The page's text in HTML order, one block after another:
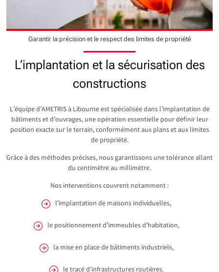
Garantir la précision et le respect des limites de propriété
L’implantation et la sécurisation des
constructions
L’équipe d’AMETRIS à Libourne est spécialisée dans l’implantation de
bâtiments et d’ouvrages, une opération essentielle pour définir leur
position exacte sur le terrain, conformément aux plans et aux limites
de propriété.
Grâce à des méthodes précises, nous garantissons une tolérance allant
du centimètre au millimètre.
Nos interventions couvrent notamment :
l’implantation de maisons individuelles,
le positionnement d’immeubles d’habitation,
la mise en place de bâtiments industriels,